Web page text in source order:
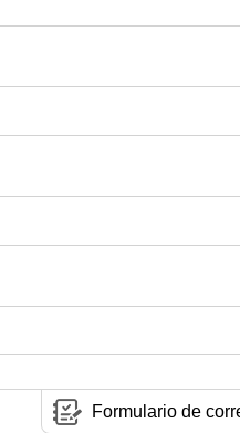
Formulario de